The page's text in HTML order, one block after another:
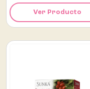
Ver Producto